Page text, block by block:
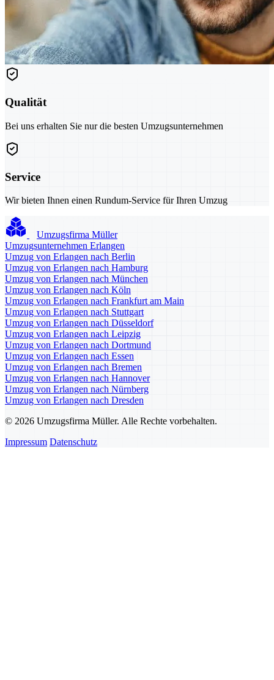
Qualität
Bei uns erhalten Sie nur die besten Umzugsunternehmen
Service
Wir bieten Ihnen einen Rundum-Service für Ihren Umzug
Umzugsfirma Müller
Umzugsunternehmen Erlangen
Umzug von Erlangen nach Berlin
Umzug von Erlangen nach Hamburg
Umzug von Erlangen nach München
Umzug von Erlangen nach Köln
Umzug von Erlangen nach Frankfurt am Main
Umzug von Erlangen nach Stuttgart
Umzug von Erlangen nach Düsseldorf
Umzug von Erlangen nach Leipzig
Umzug von Erlangen nach Dortmund
Umzug von Erlangen nach Essen
Umzug von Erlangen nach Bremen
Umzug von Erlangen nach Hannover
Umzug von Erlangen nach Nürnberg
Umzug von Erlangen nach Dresden
© 2026 Umzugsfirma Müller. Alle Rechte vorbehalten.
Impressum Datenschutz